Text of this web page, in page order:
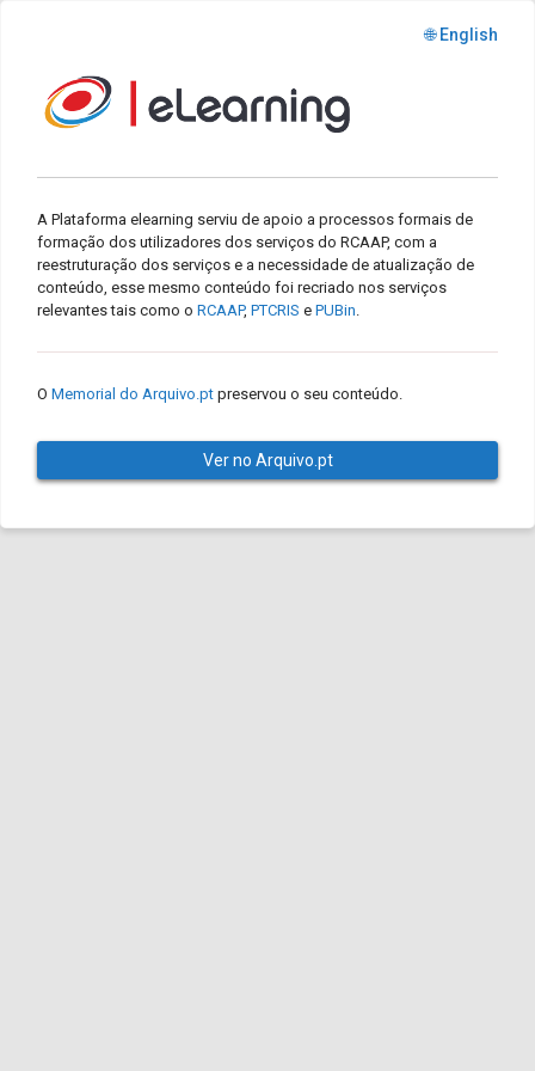
🌐 English
A Plataforma elearning serviu de apoio a processos formais de
formação dos utilizadores dos serviços do RCAAP, com a
reestruturação dos serviços e a necessidade de atualização de
conteúdo, esse mesmo conteúdo foi recriado nos serviços
relevantes tais como o RCAAP, PTCRIS e PUBin.
O Memorial do Arquivo.pt preservou o seu conteúdo.
Ver no Arquivo.pt